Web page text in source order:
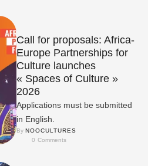
Call for proposals: Africa-
Europe Partnerships for
Culture launches
« Spaces of Culture »
2026
Applications must be submitted
in English.
By NOOCULTURES
0 Comments